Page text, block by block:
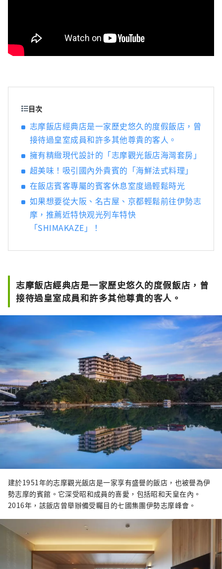
目次
志摩飯店經典店是一家歷史悠久的度假飯店，曾
接待過皇室成員和許多其他尊貴的客人。
擁有精緻現代設計的「志摩觀光飯店海灣套房」
超美味！吸引國內外貴賓的「海鮮法式料理」
在飯店賓客專屬的賓客休息室度過輕鬆時光
如果想要從大阪、名古屋、京都輕鬆前往伊勢志
摩，推薦近特快观光列车特快
「SHIMAKAZE」！
志摩飯店經典店是一家歷史悠久的度假飯店，曾
接待過皇室成員和許多其他尊貴的客人。
建於1951年的志摩觀光飯店是一家享有盛譽的飯店，也被譽為伊
勢志摩的賓館。它深受昭和成員的喜愛，包括昭和天皇在內。
2016年，該飯店曾舉辦備受矚目的七國集團伊勢志摩峰會。